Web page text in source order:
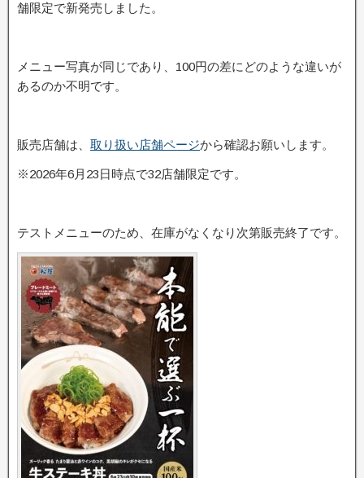
舗限定で新発売しました。
メニュー写真が同じであり、100円の差にどのような違いが
あるのか不明です。
販売店舗は、 取り扱い店舗ページから確認お願いします。
※2026年6月23日時点で32店舗限定です。
テストメニューのため、在庫がなくなり次第販売終了です。